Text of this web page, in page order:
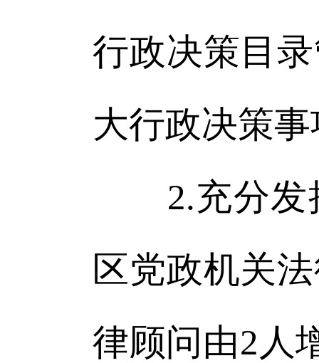
行政决策目
大行政决策
2.充分发挥
区党政机关
律顾问由2人